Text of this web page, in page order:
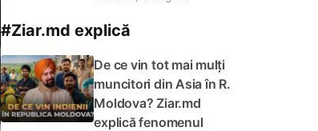
#Ziar.md explică
De ce vin tot mai mulți
muncitori din Asia în R.
Moldova? Ziar.md
explică fenomenul